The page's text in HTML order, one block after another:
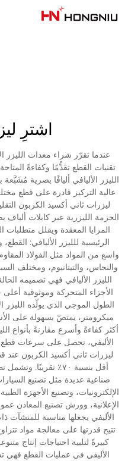
اشترِ
عندما تقرّر شراء معدات الليزر
تقنيات القطع تقدُّمًا وكفاءةً
الليزر الأليافي أليافًا بصرية
عالية التركيز قادرة على قطع
ليزرات ثاني أكسيد الكربون
الحزمة الليزرية عبر كابلات
المرايا المعقدة ويقلل
الرئيسية للليزر الأليافي:
واسع من المواد مثل الفولاذ
والنحاس، والتيتانيوم، ومختلف
الليزر الأليافي فهي تصميمه
الأجزاء المتحركة وموثوقية
ميكرومتر، يمتصّ بسهولة على
أكثر كفاءةً وأسرع مقارنةً بأنواع
الأليفي، تحصل على سرعات
ليزرات ثاني أكسيد الكربون عند
أقل بنسبة ٧٠٪
صناعية عديدة مثل تصنيع
الإلكترونيات، وتصنيع الأجهزة
الإعلانية، وورش تصنيع المعادن
الأليفي يجعلها مناسبة للمنشآت
كبيرةً لتلبية احتياجات إنتاج